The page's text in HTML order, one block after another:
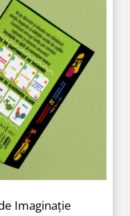
Imaginație